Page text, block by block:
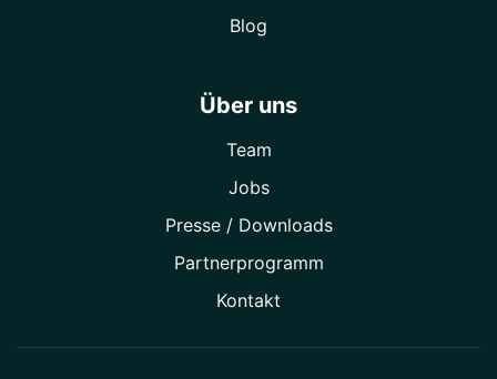
Blog
Über uns
Team
Jobs
Presse / Downloads
Partner­programm
Kontakt